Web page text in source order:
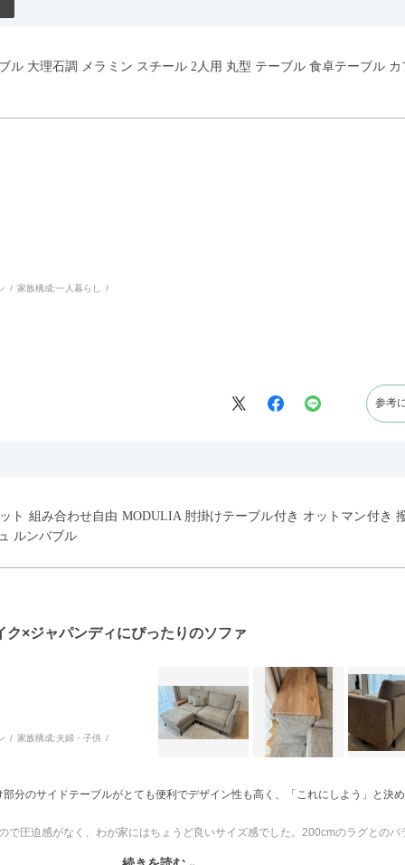
ル 大理石調 メラミン スチール 2人用 丸型 テーブル 食卓テーブル
家族構成:一人暮らし
参考
ト 組み合わせ自由 MODULIA 肘掛けテーブル付き オットマン付き
ルンバブル
×ジャパンディにぴったりのソファ
家族構成:夫婦・子供
分のサイドテーブルがとても便利でデザイン性も高く、「これにしよう」と決め
で圧迫感がなく、わが家にはちょうど良いサイズ感でした。200cmのラグとの